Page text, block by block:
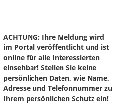
ACHTUNG: Ihre Meldung wird
im Portal veröffentlicht und ist
online für alle Interessierten
einsehbar! Stellen Sie keine
persönlichen Daten, wie Name,
Adresse und Telefonnummer zu
Ihrem persönlichen Schutz ein!